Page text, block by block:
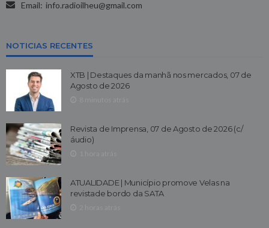
Email: info.radioilheu@gmail.com
NOTICIAS RECENTES
XTB | Destaques da manhã nos mercados, 07 de
Agosto de 2026
Revista de Imprensa, 07 de Agosto de 2026 (c/
áudio)
ATUALIDADE | Município promove Velas na
revistade bordo da SATA